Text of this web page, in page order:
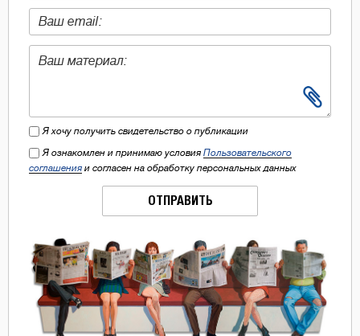
Я хочу получить свидетельство о публикации
Я ознакомлен и принимаю условия Пользовательского
соглашения и согласен на обработку персональных данных
ОТПРАВИТЬ